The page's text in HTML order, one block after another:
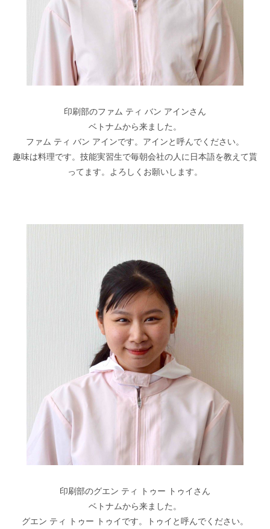
印刷部のファム ティ バン アインさん
ベトナムから来ました。
ファム ティ バン アインです。アインと呼んでください。
趣味は料理です。技能実習生で毎朝会社の人に日本語を教えて貰
ってます。よろしくお願いします。
印刷部のグエン ティ トゥー トゥイさん
ベトナムから来ました。
グエン ティ トゥー トゥイです。トゥイと呼んでください。